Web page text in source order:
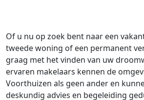
Of u nu op zoek bent naar een
tweede woning of een permanent
graag met het vinden van uw
ervaren makelaars kennen de
Voorthuizen als geen ander en
deskundig advies en begeleiding